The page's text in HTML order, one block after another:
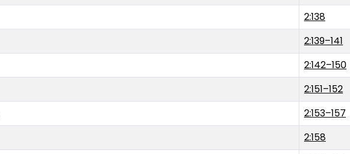
2:138
2:139–141
2:142–150
2:151–152
2:153–157
2:158